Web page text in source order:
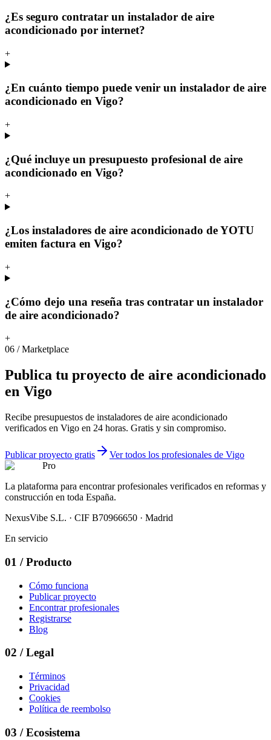
¿Es seguro contratar un instalador de aire
acondicionado por internet?
+
¿En cuánto tiempo puede venir un instalador de aire
acondicionado en Vigo?
+
¿Qué incluye un presupuesto profesional de aire
acondicionado en Vigo?
+
¿Los instaladores de aire acondicionado de YOTU
emiten factura en Vigo?
+
¿Cómo dejo una reseña tras contratar un instalador
de aire acondicionado?
+
06 /Marketplace
Publica tu proyecto de aire acondicionado
en Vigo
Recibe presupuestos de instaladores de aire acondicionado
verificados en Vigo en 24 horas. Gratis y sin compromiso.
Publicar proyecto gratis
Ver todos los profesionales de Vigo
Pro
La plataforma para encontrar profesionales verificados en reformas y
construcción en toda España.
NexusVibe S.L. · CIF B70966650 · Madrid
En servicio
01 / Producto
Cómo funciona
Publicar proyecto
Encontrar profesionales
Registrarse
Blog
02 / Legal
Términos
Privacidad
Cookies
Política de reembolso
03 / Ecosistema